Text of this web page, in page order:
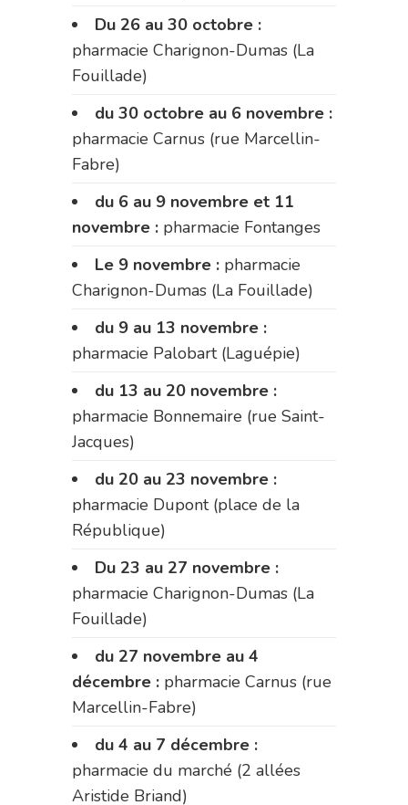
Du 26 au 30 octobre :
pharmacie Charignon-Dumas (La
Fouillade)
du 30 octobre au 6 novembre :
pharmacie Carnus (rue Marcellin-
Fabre)
du 6 au 9 novembre et 11
novembre : pharmacie Fontanges
Le 9 novembre : pharmacie
Charignon-Dumas (La Fouillade)
du 9 au 13 novembre :
pharmacie Palobart (Laguépie)
du 13 au 20 novembre :
pharmacie Bonnemaire (rue Saint-
Jacques)
du 20 au 23 novembre :
pharmacie Dupont (place de la
République)
Du 23 au 27 novembre :
pharmacie Charignon-Dumas (La
Fouillade)
du 27 novembre au 4
décembre : pharmacie Carnus (rue
Marcellin-Fabre)
du 4 au 7 décembre :
pharmacie du marché (2 allées
Aristide Briand)